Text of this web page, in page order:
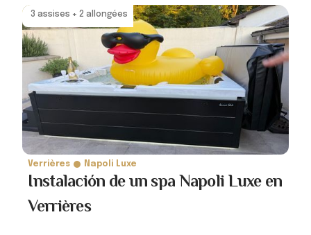
3 assises + 2 allongées
Verrières Napoli Luxe
Instalación de un spa Napoli Luxe en
Verrières